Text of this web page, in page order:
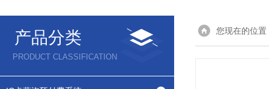
产品分类
PRODUCT CLASSIFICATION
您现在的位置